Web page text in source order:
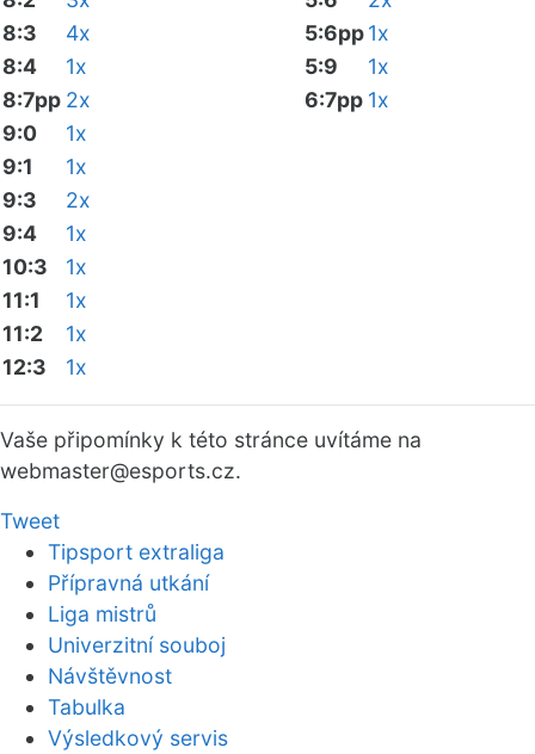
8:3
4x
8:4
1x
8:7pp 2x
9:0
1x
9:1
1x
9:3
2x
9:4
1x
10:3
1x
11:1
1x
11:2
1x
12:3
1x
5:6pp1x
5:9
1x
6:7pp 1x
Vaše připomínky k této stránce uvítáme na
webmaster@esports.cz.
Tweet
Tipsport extraliga
Přípravná utkání
Liga mistrů
Univerzitní souboj
Návštěvnost
Tabulka
Výsledkový servis